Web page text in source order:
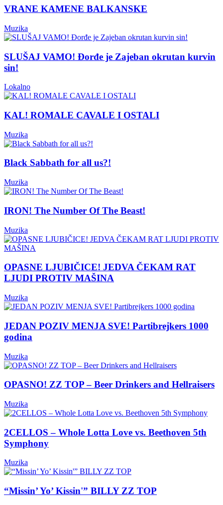
VRANE KAMENE BALKANSKE
Muzika
SLUŠAJ VAMO! Đorđe je Zajeban okrutan kurvin
sin!
Lokalno
KAL! ROMALE CAVALE I OSTALI
Muzika
Black Sabbath for all us?!
Muzika
IRON! The Number Of The Beast!
Muzika
OPASNE LJUBIČICE! JEDVA ČEKAM RAT
LJUDI PROTIV MAŠINA
Muzika
JEDAN POZIV MENJA SVE! Partibrejkers 1000
godina
Muzika
OPASNO! ZZ TOP – Beer Drinkers and Hellraisers
Muzika
2CELLOS – Whole Lotta Love vs. Beethoven 5th
Symphony
Muzika
“Missin’ Yo’ Kissin'” BILLY ZZ TOP